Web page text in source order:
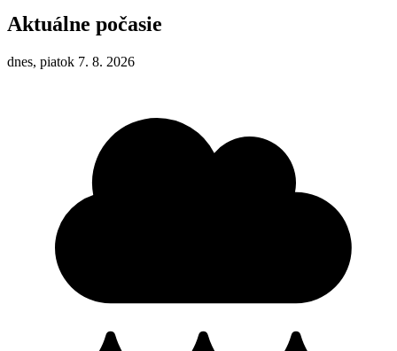
Aktuálne počasie
dnes, piatok 7. 8. 2026